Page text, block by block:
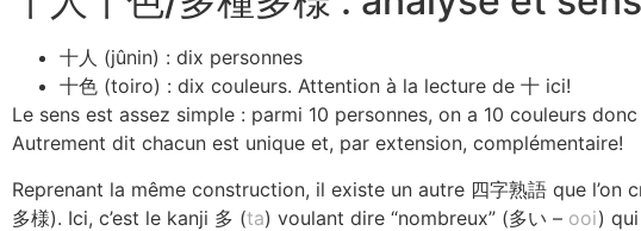
十人 (jûnin) : dix personnes
十色 (toiro) : dix couleurs. Attention à la lecture de 十 ici!
Le sens est assez simple : parmi 10 personnes, on a 10 couleurs
Autrement dit chacun est unique et, par extension, complémentaire!
Reprenant la même construction, il existe un autre 四字熟語 que
多様). Ici, c’est le kanji 多 (ta) voulant dire “nombreux” (多い – ooi)